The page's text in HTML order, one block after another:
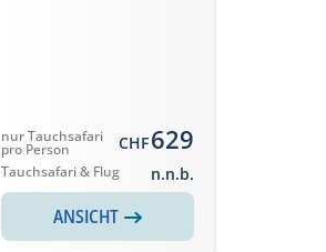
nur Tauchsafari
pro Person CHF629
Tauchsafari & Flug n.n.b.
ANSICHT